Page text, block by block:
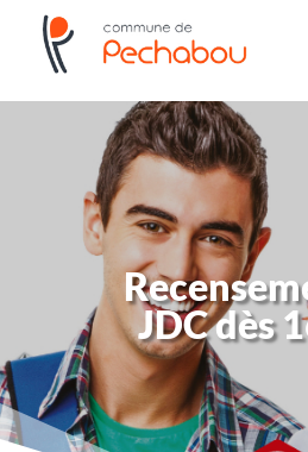
JDC dès